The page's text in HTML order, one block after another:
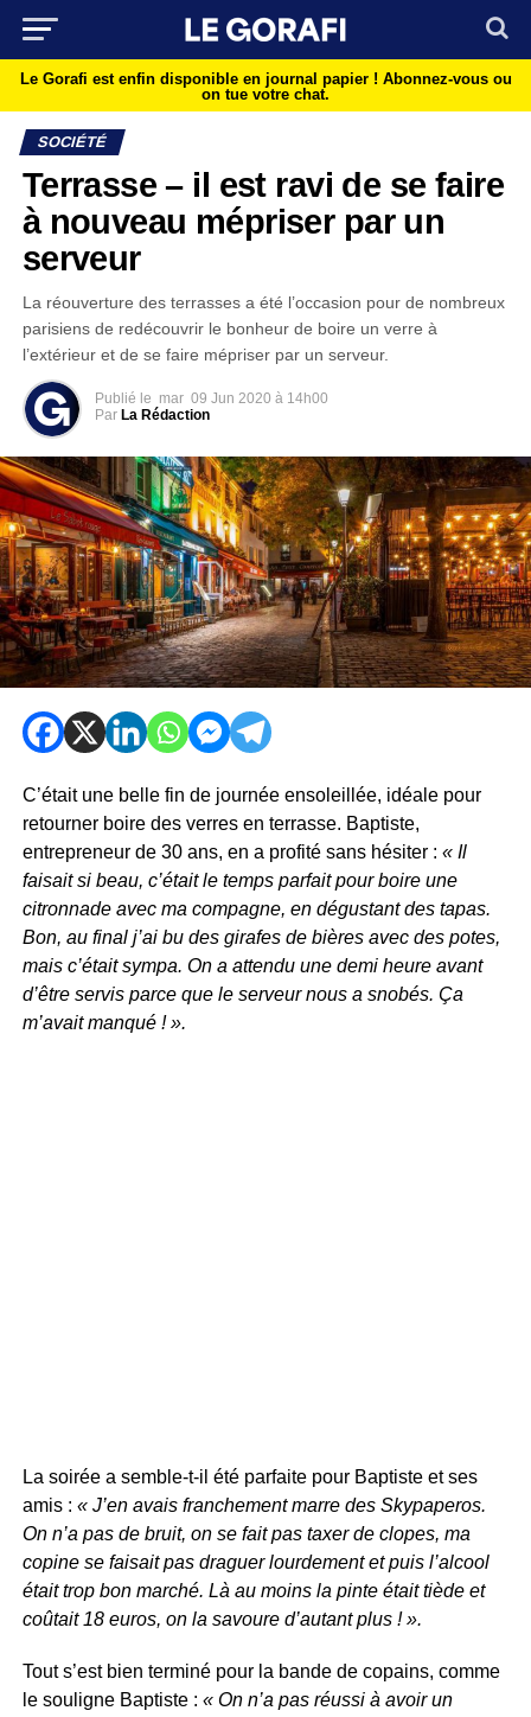
Le Gorafi est enfin disponible en journal papier ! Abonnez-vous ou
on tue votre chat.
SOCIÉTÉ
Terrasse – il est ravi de se faire
à nouveau mépriser par un
serveur
La réouverture des terrasses a été l’occasion pour de nombreux
parisiens de redécouvrir le bonheur de boire un verre à
l’extérieur et de se faire mépriser par un serveur.
Publié le mar 09 Jun 2020 à 14h00
Par La Rédaction
C’était une belle fin de journée ensoleillée, idéale pour
retourner boire des verres en terrasse. Baptiste,
entrepreneur de 30 ans, en a profité sans hésiter : « Il
faisait si beau, c’était le temps parfait pour boire une
citronnade avec ma compagne, en dégustant des tapas.
Bon, au final j’ai bu des girafes de bières avec des potes,
mais c’était sympa. On a attendu une demi heure avant
d’être servis parce que le serveur nous a snobés. Ça
m’avait manqué ! ».
La soirée a semble-t-il été parfaite pour Baptiste et ses
amis : « J’en avais franchement marre des Skypaperos.
On n’a pas de bruit, on se fait pas taxer de clopes, ma
copine se faisait pas draguer lourdement et puis l’alcool
était trop bon marché. Là au moins la pinte était tiède et
coûtait 18 euros, on la savoure d’autant plus ! ».
Tout s’est bien terminé pour la bande de copains, comme
le souligne Baptiste : « On n’a pas réussi à avoir un